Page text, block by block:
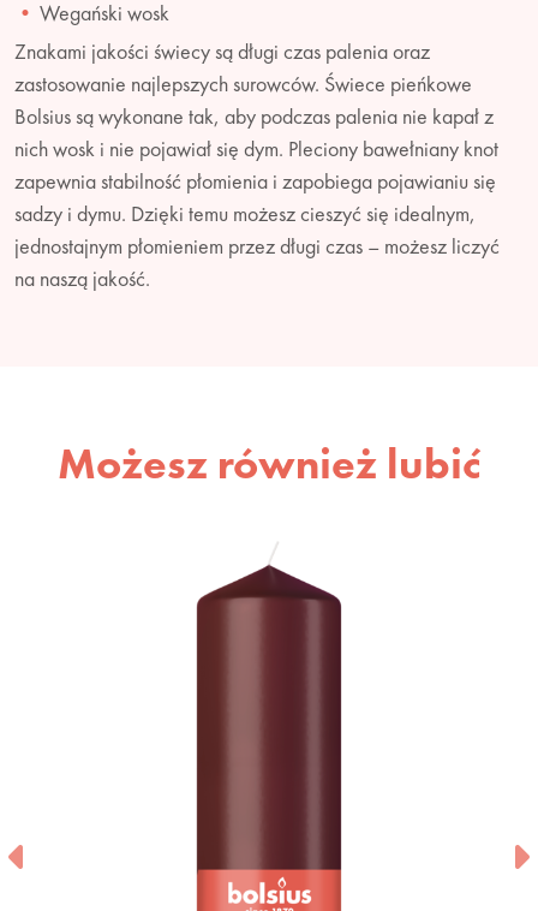
Wegański wosk
Znakami jakości świecy są długi czas palenia oraz
zastosowanie najlepszych surowców. Świece pieńkowe
Bolsius są wykonane tak, aby podczas palenia nie kapał z
nich wosk i nie pojawiał się dym. Pleciony bawełniany knot
zapewnia stabilność płomienia i zapobiega pojawianiu się
sadzy i dymu. Dzięki temu możesz cieszyć się idealnym,
jednostajnym płomieniem przez długi czas – możesz liczyć
na naszą jakość.
Możesz również lubić